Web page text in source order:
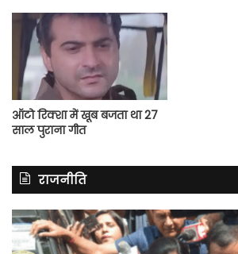
ऑटो रिक्शा में खूब बजता था 27
साल पुराना गीत
राजनीति